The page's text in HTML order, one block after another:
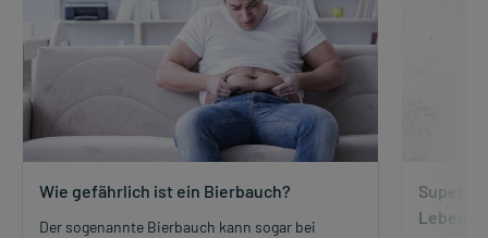
Wie gefährlich ist ein Bierbauch?
Der sogenannte Bierbauch kann sogar bei